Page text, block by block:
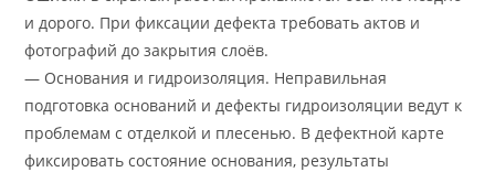
и дорого. При фиксации дефекта требовать актов и
фотографий до закрытия слоёв.
— Основания и гидроизоляция. Неправильная
подготовка оснований и дефекты гидроизоляции ведут к
проблемам с отделкой и плесенью. В дефектной карте
фиксировать состояние основания, результаты